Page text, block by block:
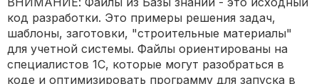
код разработки. Это примеры решения задач,
шаблоны, заготовки, "строительные материалы"
для учетной системы. Файлы ориентированы на
специалистов 1С, которые могут разобраться в
коде и оптимизировать программу для запуска в